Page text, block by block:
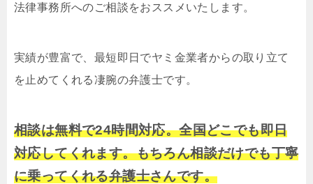
法律事務所へのご相談をおススメいたします。
実績が豊富で、最短即日でヤミ金業者からの取り立て
を止めてくれる凄腕の弁護士です。
相談は無料で24時間対応。全国どこでも即日
対応してくれます。もちろん相談だけでも丁寧
に乗ってくれる弁護士さんです。